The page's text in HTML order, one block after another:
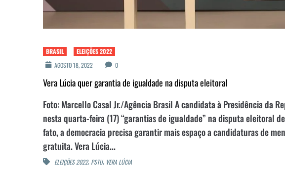
BRASIL
ELEIÇÕES 2022
AGOSTO 18, 2022
0
Vera Lúcia quer garantia de igualdade na disputa eleitoral
Foto: Marcello Casal Jr./Agência Brasil A candidata à Presidência da
nesta quarta-feira (17) “garantias de igualdade” na disputa eleitoral
fato, a democracia precisa garantir mais espaço a candidaturas de
gratuita. Vera Lúcia...
ELEIÇÕES 2022, PSTU, VERA LÚCIA